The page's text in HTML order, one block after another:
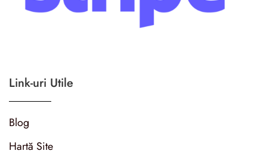
Link-uri Utile
Blog
Hartă Site